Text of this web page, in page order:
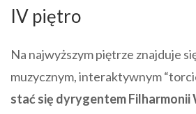
IV piętro
Na najwyższym piętrze znajduje
muzycznym, interaktywnym
stać się dyrygentem Filharmonii